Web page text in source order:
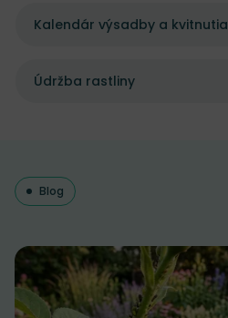
Kalendár výsadby a kvitnutia
Údržba rastliny
Blog